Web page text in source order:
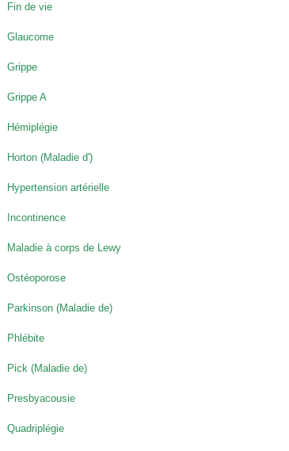
Fin de vie
Glaucome
Grippe
Grippe A
Hémiplégie
Horton (Maladie d')
Hypertension artérielle
Incontinence
Maladie à corps de Lewy
Ostéoporose
Parkinson (Maladie de)
Phlébite
Pick (Maladie de)
Presbyacousie
Quadriplégie